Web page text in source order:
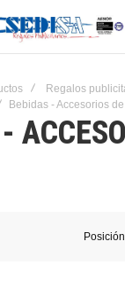
Regalos
Bebidas - Accesorios
Posición